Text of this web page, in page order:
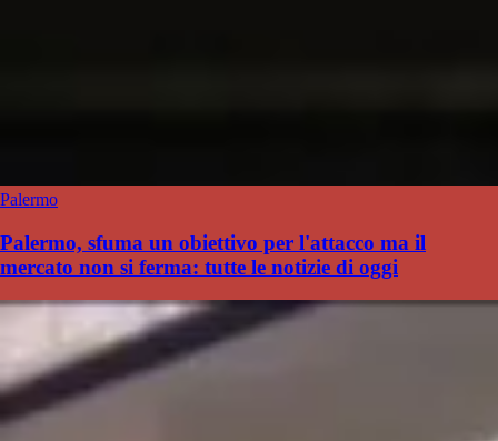
Palermo
Palermo, sfuma un obiettivo per l'attacco ma il
mercato non si ferma: tutte le notizie di oggi